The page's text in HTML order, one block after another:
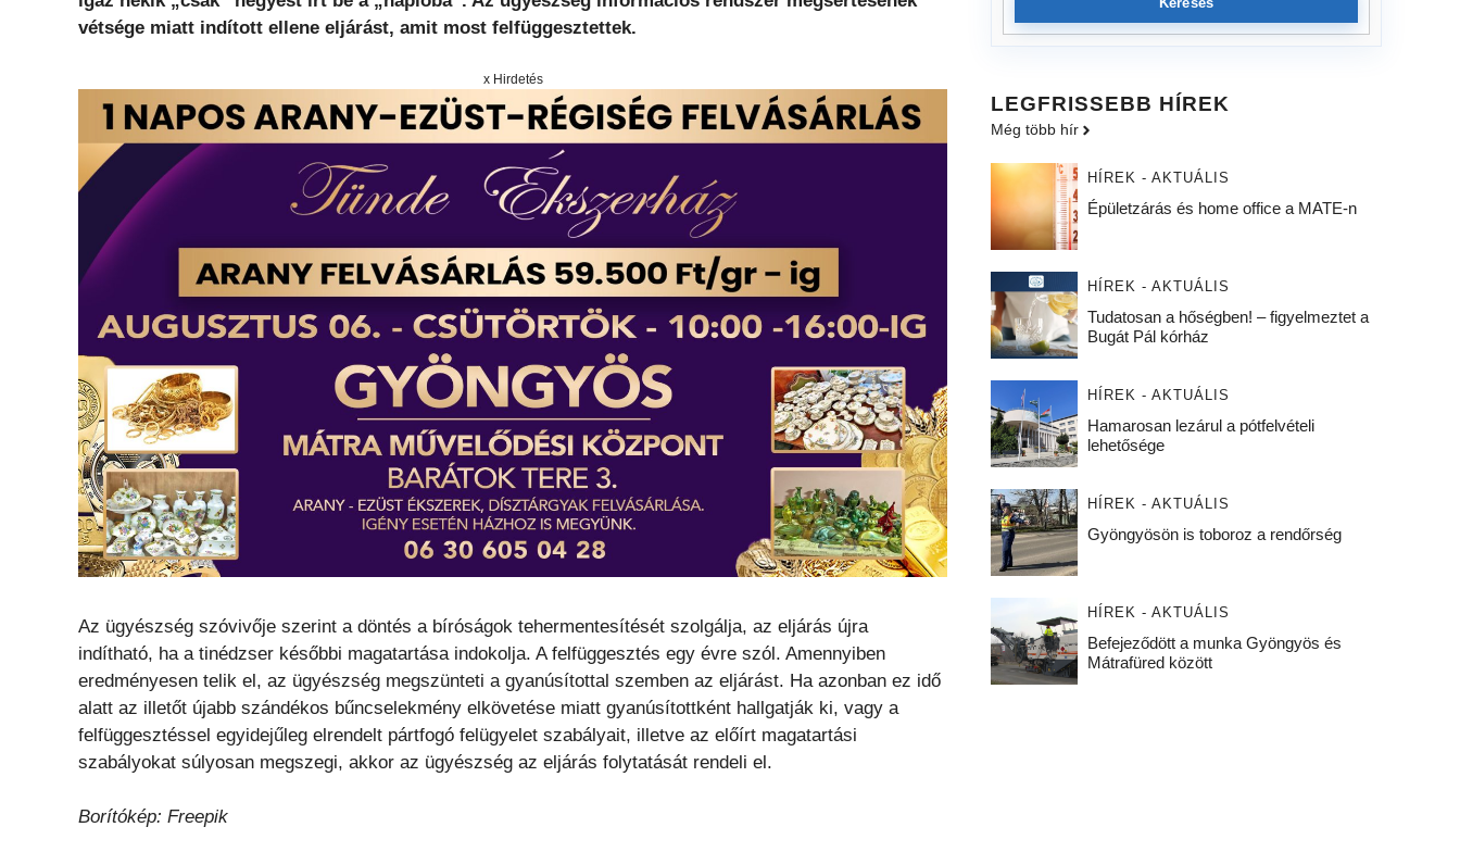
vétsége miatt indított ellene eljárást, amit most felfüggesztettek.
x Hirdetés
Az ügyészség szóvivője szerint a döntés a bíróságok tehermentesítését szolgálja, az eljárás újra
indítható, ha a tinédzser későbbi magatartása indokolja. A felfüggesztés egy évre szól. Amennyiben
eredményesen telik el, az ügyészség megszünteti a gyanúsítottal szemben az eljárást. Ha azonban ez idő
alatt az illetőt újabb szándékos bűncselekmény elkövetése miatt gyanúsítottként hallgatják ki, vagy a
felfüggesztéssel egyidejűleg elrendelt pártfogó felügyelet szabályait, illetve az előírt magatartási
szabályokat súlyosan megszegi, akkor az ügyészség az eljárás folytatását rendeli el.
Borítókép: Freepik
LEGFRISSEBB HÍREK
Még több hír
HÍREK - AKTUÁLIS
Épületzárás és home office a MATE-n
HÍREK - AKTUÁLIS
Tudatosan a hőségben! – figyelmeztet a
Bugát Pál kórház
HÍREK - AKTUÁLIS
Hamarosan lezárul a pótfelvételi
lehetősége
HÍREK - AKTUÁLIS
Gyöngyösön is toboroz a rendőrség
HÍREK - AKTUÁLIS
Befejeződött a munka Gyöngyös és
Mátrafüred között